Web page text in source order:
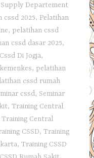
Departement
cssd 2025, Pelatihan
, pelatihan cssd
cssd dasar 2025,
Di Jogja,
, pelatihan
cssd rumah
cssd, Seminar
,Training Central
Training Central
CSSD,Training
,Training CSSD